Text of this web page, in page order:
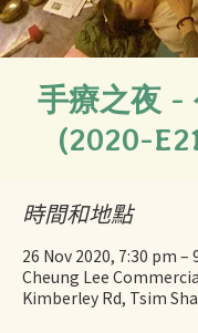
手療之夜 -
(2020-
時間和地點
26 Nov 2020, 7:30 pm –
Cheung Lee
Kimberley Rd, Tsim